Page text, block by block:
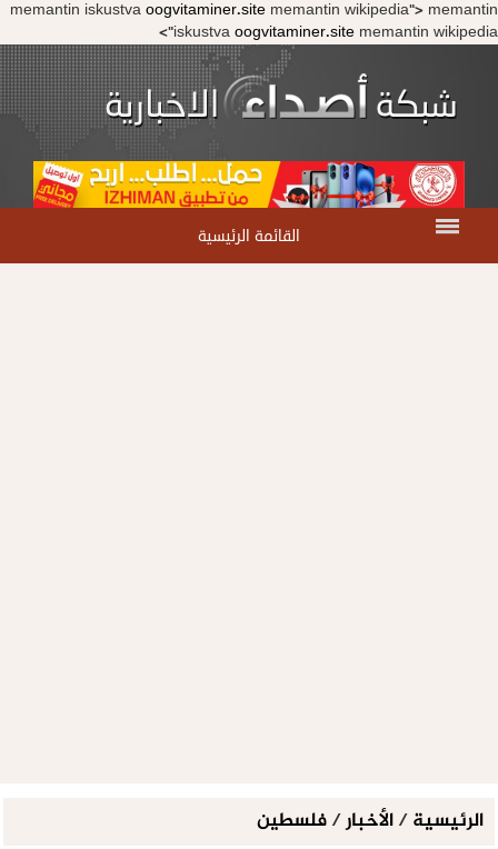
memantin iskustvaoogvitaminer.site memantin wikipedia"> memantin
iskustvaoogvitaminer.site memantin wikipedia">
القائمة الرئيسية
الرئيسية/الأخبار/فلسطين